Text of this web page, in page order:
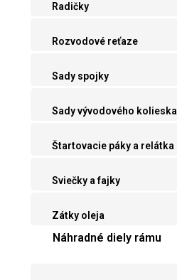
Radičky
Rozvodové reťaze
Sady spojky
Sady vývodového kolieska
Štartovacie páky a relátka
Sviečky a fajky
Zátky oleja
Náhradné diely rámu